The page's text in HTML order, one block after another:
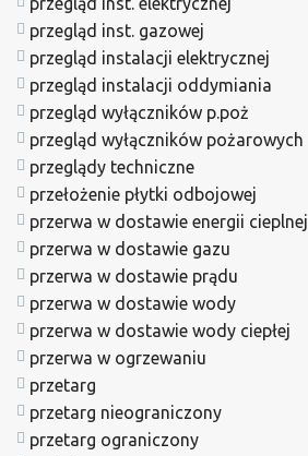
przegląd inst. gazowej
przegląd instalacji elektrycznej
przegląd instalacji oddymiania
przegląd wyłączników p.poż
przegląd wyłączników pożarowych
przeglądy techniczne
przełożenie płytki odbojowej
przerwa w dostawie energii cieplnej
przerwa w dostawie gazu
przerwa w dostawie prądu
przerwa w dostawie wody
przerwa w dostawie wody ciepłej
przerwa w ogrzewaniu
przetarg
przetarg nieograniczony
przetarg ograniczony